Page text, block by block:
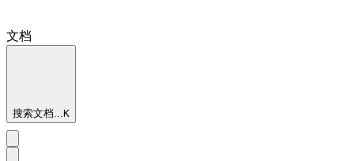
文档
搜索文档...K